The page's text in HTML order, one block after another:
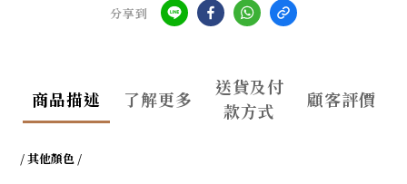
分享到
商品描述 了解更多
送貨及付
款方式
顧客評價
/ 其他顏色 /